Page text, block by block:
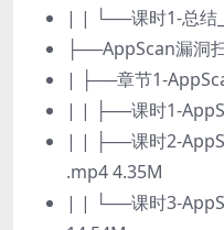
| | └──课时1-总结
├──AppScan漏洞
| ├──章节1-
| | ├──课时1-
| | ├──课时2-
.mp4 4.35M
| | └──课时3-